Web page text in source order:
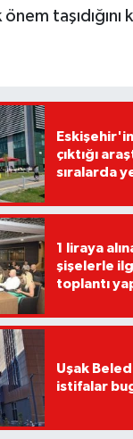
önem
çıktığı
sıralarda
1 liraya
şişelerle
toplantı
Uşak
istifalar